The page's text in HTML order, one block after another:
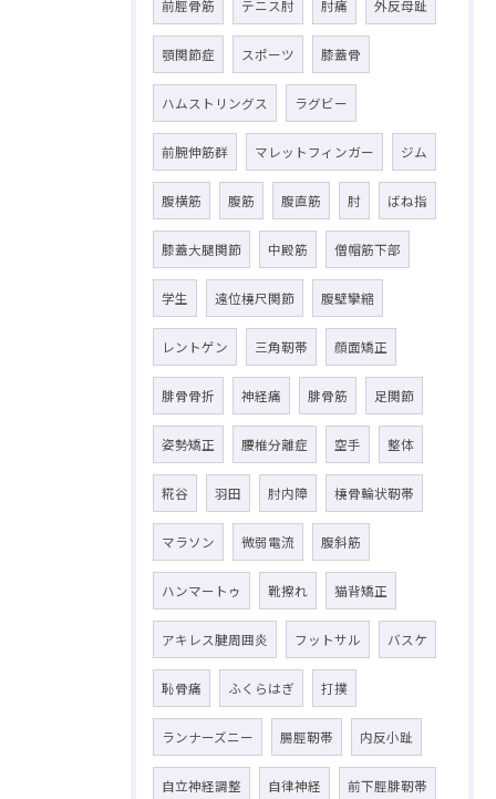
前脛骨筋 テニス肘 肘痛 外反母趾
顎関節症 スポーツ 膝蓋骨
ハムストリングス ラグビー
前腕伸筋群 マレットフィンガー ジム
腹横筋 腹筋 腹直筋 肘 ばね指
膝蓋大腿関節 中殿筋 僧帽筋下部
学生 遠位橈尺関節 腹壁攣縮
レントゲン 三角靭帯 顔面矯正
腓骨骨折 神経痛 腓骨筋 足関節
姿勢矯正 腰椎分離症 空手 整体
糀谷 羽田 肘内障 橈骨輪状靭帯
マラソン 微弱電流 腹斜筋
ハンマートゥ 靴擦れ 猫背矯正
アキレス腱周囲炎 フットサル バスケ
恥骨痛 ふくらはぎ 打撲
ランナーズニー 腸脛靭帯 内反小趾
自立神経調整 自律神経 前下脛腓靭帯